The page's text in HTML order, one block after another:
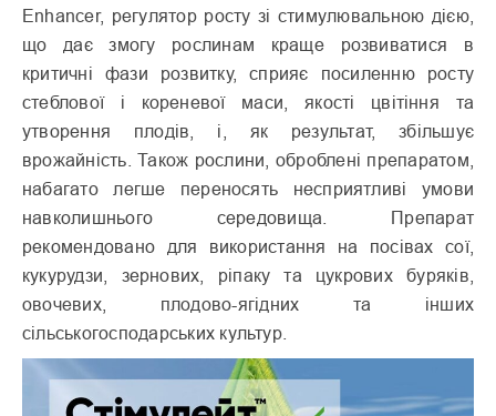
Enhancer, регулятор росту зі стимулювальною дією,
що дає змогу рослинам краще розвиватися в
критичні фази розвитку, сприяє посиленню росту
стеблової і кореневої маси, якості цвітіння та
утворення плодів, і, як результат, збільшує
врожайність. Також рослини, оброблені препаратом,
набагато легше переносять несприятливі умови
навколишнього середовища. Препарат
рекомендовано для використання на посівах сої,
кукурудзи, зернових, ріпаку та цукрових буряків,
овочевих, плодово-ягідних та інших
сільськогосподарських культур.